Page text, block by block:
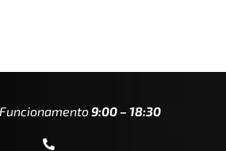
9:00 – 18:30